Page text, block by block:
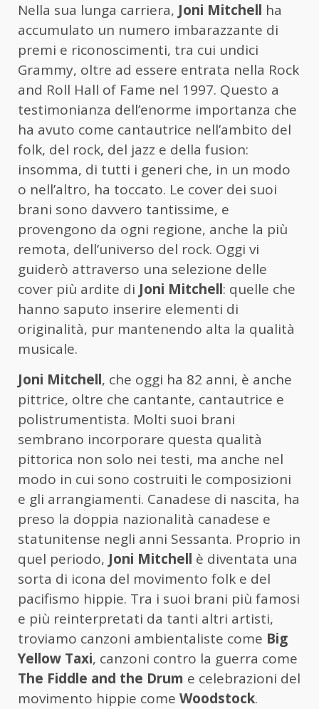
Nella sua lunga carriera, Joni Mitchell ha
accumulato un numero imbarazzante di
premi e riconoscimenti, tra cui undici
Grammy, oltre ad essere entrata nella Rock
and Roll Hall of Fame nel 1997. Questo a
testimonianza dell’enorme importanza che
ha avuto come cantautrice nell’ambito del
folk, del rock, del jazz e della fusion:
insomma, di tutti i generi che, in un modo
o nell’altro, ha toccato. Le cover dei suoi
brani sono davvero tantissime, e
provengono da ogni regione, anche la più
remota, dell’universo del rock. Oggi vi
guiderò attraverso una selezione delle
cover più ardite di Joni Mitchell: quelle che
hanno saputo inserire elementi di
originalità, pur mantenendo alta la qualità
musicale.
Joni Mitchell, che oggi ha 82 anni, è anche
pittrice, oltre che cantante, cantautrice e
polistrumentista. Molti suoi brani
sembrano incorporare questa qualità
pittorica non solo nei testi, ma anche nel
modo in cui sono costruiti le composizioni
e gli arrangiamenti. Canadese di nascita, ha
preso la doppia nazionalità canadese e
statunitense negli anni Sessanta. Proprio in
quel periodo, Joni Mitchell è diventata una
sorta di icona del movimento folk e del
pacifismo hippie. Tra i suoi brani più famosi
e più reinterpretati da tanti altri artisti,
troviamo canzoni ambientaliste come Big
Yellow Taxi, canzoni contro la guerra come
The Fiddle and the Drum e celebrazioni del
movimento hippie come Woodstock.